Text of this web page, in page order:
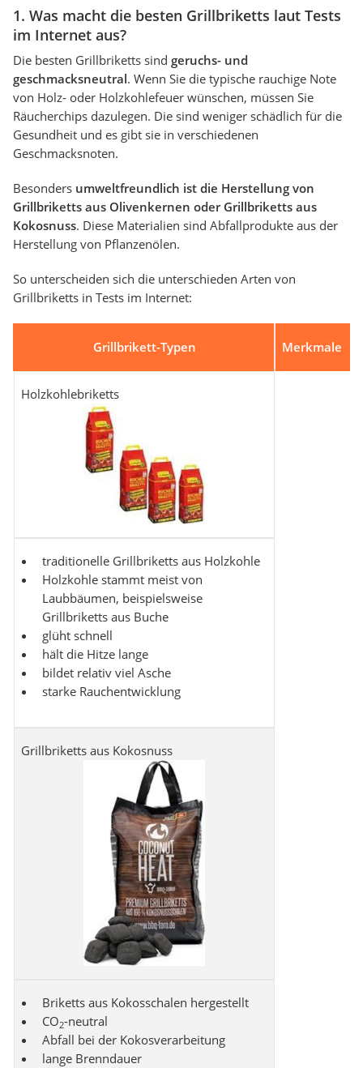
1. Was macht die besten Grillbriketts laut Tests
im Internet aus?
Die besten Grillbriketts sind geruchs- und
geschmacksneutral. Wenn Sie die typische rauchige Note
von Holz- oder Holzkohlefeuer wünschen, müssen Sie
Räucherchips dazulegen. Die sind weniger schädlich für die
Gesundheit und es gibt sie in verschiedenen
Geschmacksnoten.
Besonders umweltfreundlich ist die Herstellung von
Grillbriketts aus Olivenkernen oder Grillbriketts aus
Kokosnuss. Diese Materialien sind Abfallprodukte aus der
Herstellung von Pflanzenölen.
So unterscheiden sich die unterschieden Arten von
Grillbriketts in Tests im Internet:
Grillbrikett-Typen Merkmale
Holzkohlebriketts
traditionelle Grillbriketts aus Holzkohle
Holzkohle stammt meist von
Laubbäumen, beispielsweise
Grillbriketts aus Buche
glüht schnell
hält die Hitze lange
bildet relativ viel Asche
starke Rauchentwicklung
Grillbriketts aus Kokosnuss
Briketts aus Kokosschalen hergestellt
CO2-neutral
Abfall bei der Kokosverarbeitung
lange Brenndauer